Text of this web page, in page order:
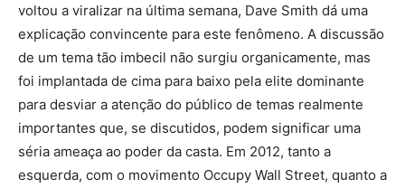
voltou a viralizar na última semana, Dave Smith dá uma
explicação convincente para este fenômeno. A discussão
de um tema tão imbecil não surgiu organicamente, mas
foi implantada de cima para baixo pela elite dominante
para desviar a atenção do público de temas realmente
importantes que, se discutidos, podem significar uma
séria ameaça ao poder da casta. Em 2012, tanto a
esquerda, com o movimento Occupy Wall Street, quanto a